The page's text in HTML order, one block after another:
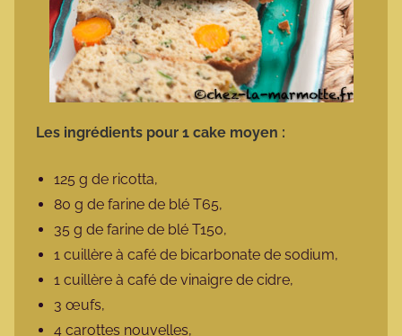
Les ingrédients pour 1 cake moyen :
125 g de ricotta,
80 g de farine de blé T65,
35 g de farine de blé T150,
1 cuillère à café de bicarbonate de sodium,
1 cuillère à café de vinaigre de cidre,
3 œufs,
4 carottes nouvelles,